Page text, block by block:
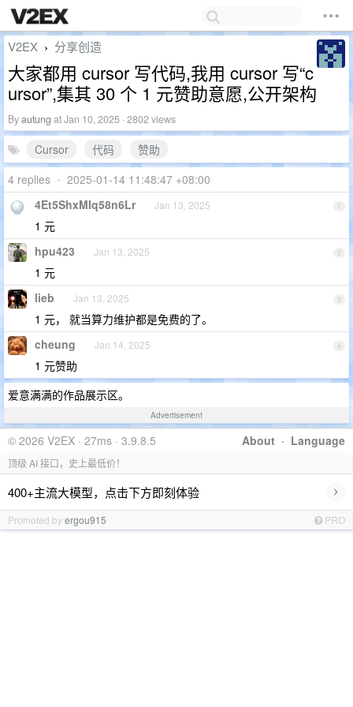
V2EX › 分享创造
大家都用 cursor 写代码,我用 cursor 写“c
ursor”,集其 30 个 1 元赞助意愿,公开架构
Byautung at Jan 10, 2025 · 2802 views
Cursor 代码
赞助
4 replies • 2025-01-14 11:48:47 +08:00
1
4Et5ShxMIq58n6Lr Jan 13, 2025
1 元
2
hpu423 Jan 13, 2025
1 元
3
lieb Jan 13, 2025
1 元， 就当算力维护都是免费的了。
4
cheung Jan 14, 2025
1 元赞助
爱意满满的作品展示区。
Advertisement
About · Language
© 2026 V2EX · 27ms · 3.9.8.5
顶级 AI 接口，史上最低价！
400+主流大模型，点击下方即刻体验 ›
Promoted byergou915 PRO